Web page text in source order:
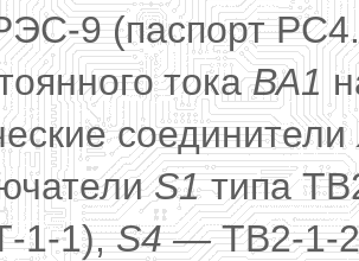
9 (паспорт
токаВА1
соединители
S1типа
1-1),S4 —ТВ2-1-